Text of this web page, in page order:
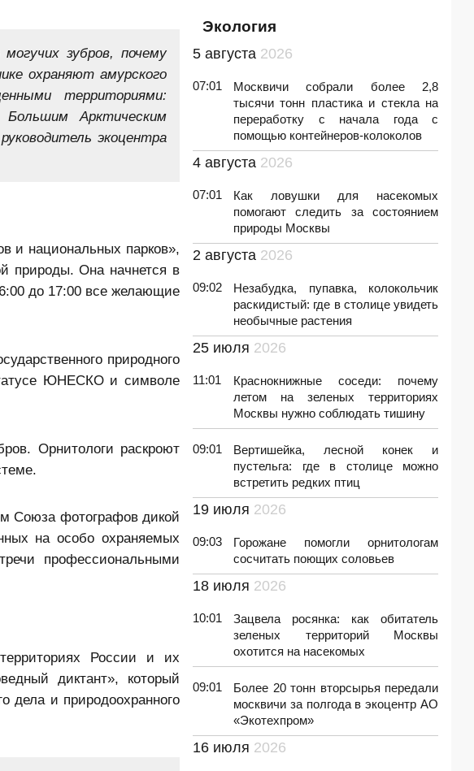
зубров, почему
охраняют амурского
территориями:
Арктическим
экоцентра
и национальных парков»,
природы. Она начнется в
до 17:00 все желающие
природного
ЮНЕСКО и символе
Орнитологи раскроют
Союза фотографов дикой
на особо охраняемых
профессиональными
России и их
диктант», который
дела и природоохранного
Экология
5 августа 2026
07:01
Москвичи собрали более 2,8
тысячи тонн пластика и стекла на
переработку с начала года с
помощью контейнеров-колоколов
4 августа 2026
07:01
Как ловушки для насекомых
помогают следить за состоянием
природы Москвы
2 августа 2026
09:02
Незабудка, пупавка, колокольчик
раскидистый: где в столице увидеть
необычные растения
25 июля 2026
11:01
Краснокнижные соседи: почему
летом на зеленых территориях
Москвы нужно соблюдать тишину
09:01
Вертишейка, лесной конек и
пустельга: где в столице можно
встретить редких птиц
19 июля 2026
09:03
Горожане помогли орнитологам
сосчитать поющих соловьев
18 июля 2026
10:01
Зацвела росянка: как обитатель
зеленых территорий Москвы
охотится на насекомых
09:01
Более 20 тонн вторсырья передали
москвичи за полгода в экоцентр АО
«Экотехпром»
16 июля 2026